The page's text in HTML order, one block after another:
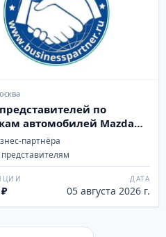
по
автомобилей Mazda
партнёра
ДАТА
05 августа 2026 г.